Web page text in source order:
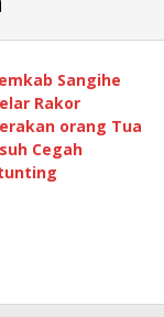
Sangihe
Rakor
orang Tua
Cegah